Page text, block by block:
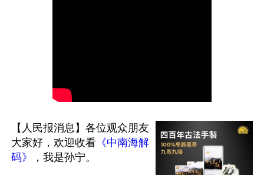
【人民报消息】各位观众朋友
大家好，欢迎收看 《中南海解
码》
，我是孙宁。